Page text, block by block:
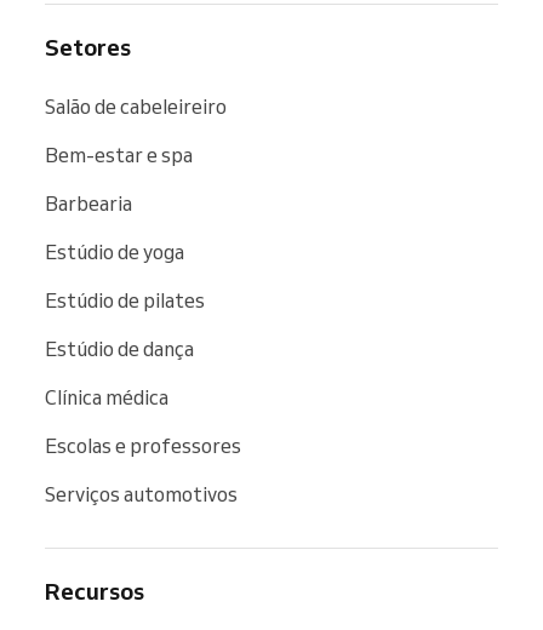
Setores
Salão de cabeleireiro
Bem-estar e spa
Barbearia
Estúdio de yoga
Estúdio de pilates
Estúdio de dança
Clínica médica
Escolas e professores
Serviços automotivos
Recursos